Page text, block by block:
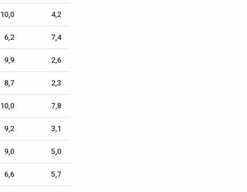
10,0 4,2
6,2 7,4
9,9 2,6
8,7 2,3
10,0 7,8
9,2 3,1
9,0 5,0
6,6 5,7